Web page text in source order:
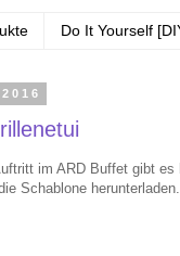
Do It Yourself
im ARD Buffet gibt
Schablone herunterladen.